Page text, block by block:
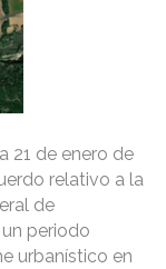
21 de enero de
relativo a la
de
periodo
urbanístico en